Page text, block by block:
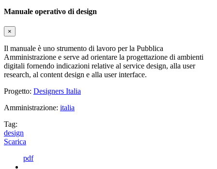
Manuale operativo di design
×
Il manuale è uno strumento di lavoro per la Pubblica
Amministrazione e serve ad orientare la progettazione di ambienti
digitali fornendo indicazioni relative al service design, alla user
research, al content design e alla user interface.
Progetto: Designers Italia
Amministrazione: italia
Tag:
design
Scarica
pdf